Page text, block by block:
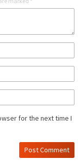
for the next time I